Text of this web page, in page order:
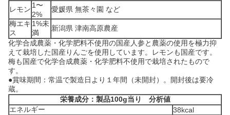
レモン 1〜
2%
愛媛県 無茶々園 など
梅エキ
ス
1%未
満
新潟県 津南高原農産
化学合成農薬・化学肥料不使用の国産人参と農薬の使用を極力抑
えて栽培した国産りんごを使用しています。レモンも国産です。
梅も国産で化学合成農薬・化学肥料不使用で栽培されたもので
す。
●賞味期間：常温で製造日より１年間（未開封）。開封後は要冷
蔵。
栄養成分：製品100g当り 分析値
エネルギー
38kcal